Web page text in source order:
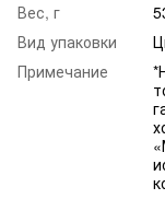
Вес, г
Вид упаковки
Примечание